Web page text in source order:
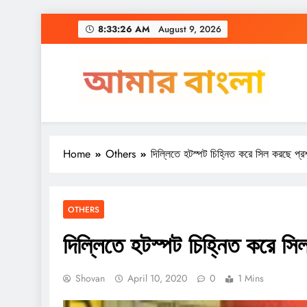
8:33:27 AM August 9, 2026
Amar Bangla
Home Others দিল্লিতে হটস্পট চিহ্নিত করে সিল করছে
OTHERS
দিল্লিতে হটস্পট চিহ্নিত করে
Shovan April 10, 2020 0 1 Mins